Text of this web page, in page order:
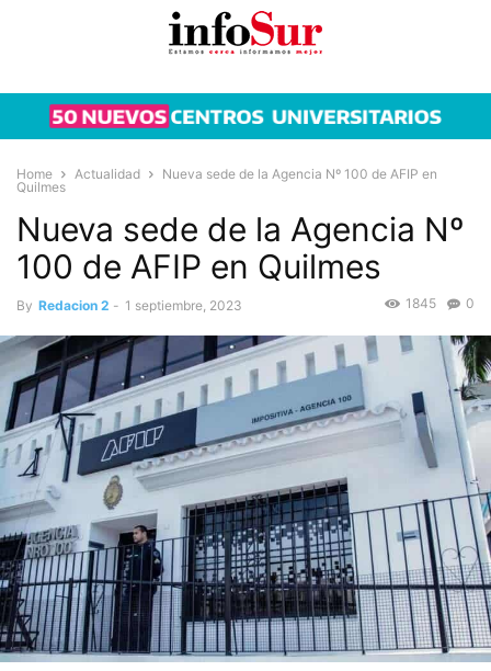
Home Actualidad
Nueva sede de la Agencia Nº 100 de AFIP en
Quilmes
Nueva sede de la Agencia Nº
100 de AFIP en Quilmes
By Redacion 2 - 1 septiembre, 2023 0
1845